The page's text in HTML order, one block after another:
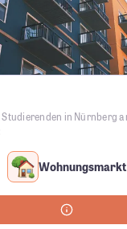
Studierenden in Nürnberg
Wohnungsmarkt